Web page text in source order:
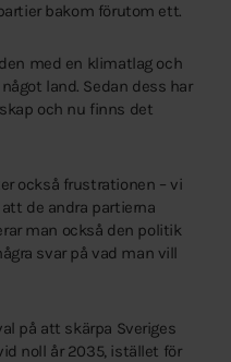
bakom förutom ett.
med en klimatlag och
land. Sedan dess har
och nu finns det
också frustrationen – vi
de andra partierna
man också den politik
svar på vad man vill
på att skärpa Sveriges
noll år 2035, istället för